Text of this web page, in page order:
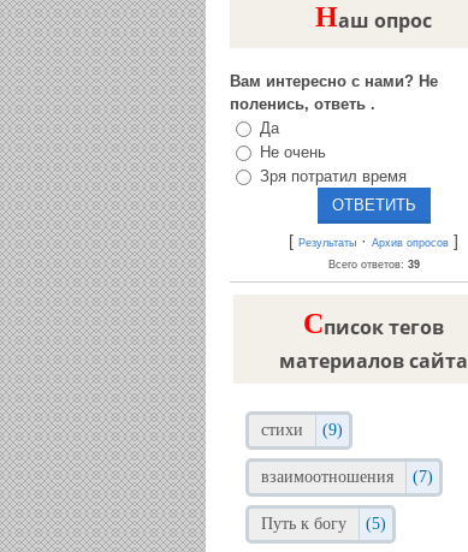
Наш опрос
Вам интересно с нами? Не
поленись, ответь .
Да
Не очень
Зря потратил время
[ Результаты · Архив опросов ]
Всего ответов: 39
Cписок тегов
материалов сайта
стихи (9)
взаимоотношения (7)
Путь к богу (5)